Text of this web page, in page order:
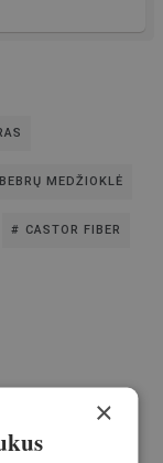
BEBRŲ MEDŽIOKLĖ
CASTOR FIBER
×